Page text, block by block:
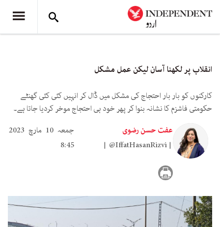
انقلاب پر لکھنا آسان لیکن عمل مشکل
کارکنوں کو بار بار احتجاج کی مشکل میں ڈال کر انہیں کئی کئی گھنٹے
حکومتی فاشزم کا نشانہ بنوا کر پھر خود ہی احتجاج موخر کردیا جاتا ہے۔
عفت حسن رضوی
@IffatHasanRizvi
جمعہ 10 مارچ 2023
8:45